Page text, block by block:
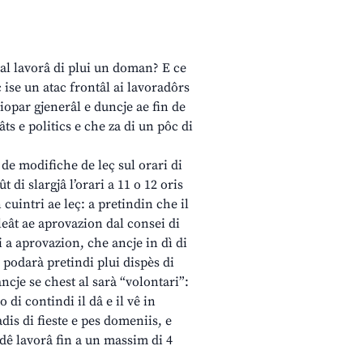
lavorâ di plui un doman? E ce
un atac frontâl ai lavoradôrs
gjenerâl e duncje ae fin de
e politics e che za di un pôc di
modifiche de leç sul orari di
di slargjâ l’orari a 11 o 12 oris
cuintri ae leç: a pretindin che il
ae aprovazion dal consei di
a aprovazion, che ancje in dì di
podarà pretindi plui dispès di
se chest al sarà “volontari”:
di contindi il dâ e il vê in
di fieste e pes domeniis, e
lavorâ fin a un massim di 4